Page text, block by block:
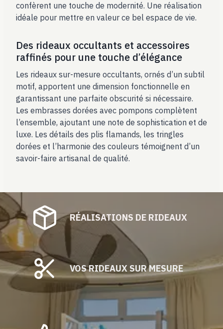
confèrent une touche de modernité. Une réalisation
idéale pour mettre en valeur ce bel espace de vie.
Des rideaux occultants et accessoires
raffinés pour une touche d’élégance
Les rideaux sur-mesure occultants, ornés d’un subtil
motif, apportent une dimension fonctionnelle en
garantissant une parfaite obscurité si nécessaire.
Les embrasses dorées avec pompons complètent
l’ensemble, ajoutant une note de sophistication et de
luxe. Les détails des plis flamands, les tringles
dorées et l’harmonie des couleurs témoignent d’un
savoir-faire artisanal de qualité.
RÉALISATIONS DE RIDEAUX
VOS RIDEAUX SUR MESURE